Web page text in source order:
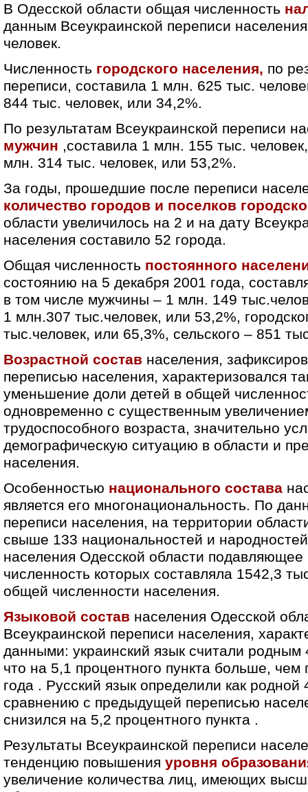
В Одесской области общая численность
данным Всеукраинской переписи
человек.
Численность городского населения, по
переписи, составила 1 млн. 625 тыс.
844 тыс. человек, или 34,2%.
По результатам Всеукраинской переписи
мужчин ,составила 1 млн. 155 тыс.
млн. 314 тыс. человек, или 53,2%.
За годы, прошедшие после переписи
количество городов и поселков
области увеличилось на 2 и на дату
населения составило 52 города.
Общая численность постоянного
состоянию на 5 декабря 2001 года,
в том числе мужчины – 1 млн. 149
1 млн.307 тыс.человек, или 53,2%,
тыс.человек, или 65,3%, сельского – 851
Возрастной состав населения,
переписью населения, характеризовался
уменьшение доли детей в общей
одновременно с существенным
трудоспособного возраста, значительно
демографическую ситуацию в области и
населения.
Особенностью национального состава
является его многонациональность. По
переписи населения, на территории
свыше 133 национальностей и
населения Одесской области
численность которых составляла 1542,3
общей численности населения.
Языковой состав населения Одесской
Всеукраинской переписи населения,
данными: украинский язык считали родным
что на 5,1 процентного пункта больше,
года . Русский язык определили как
сравнению с предыдущей переписью
снизился на 5,2 процентного пункта .
Результаты Всеукраинской переписи
тенденцию повышения уровня
увеличение количества лиц, имеющих